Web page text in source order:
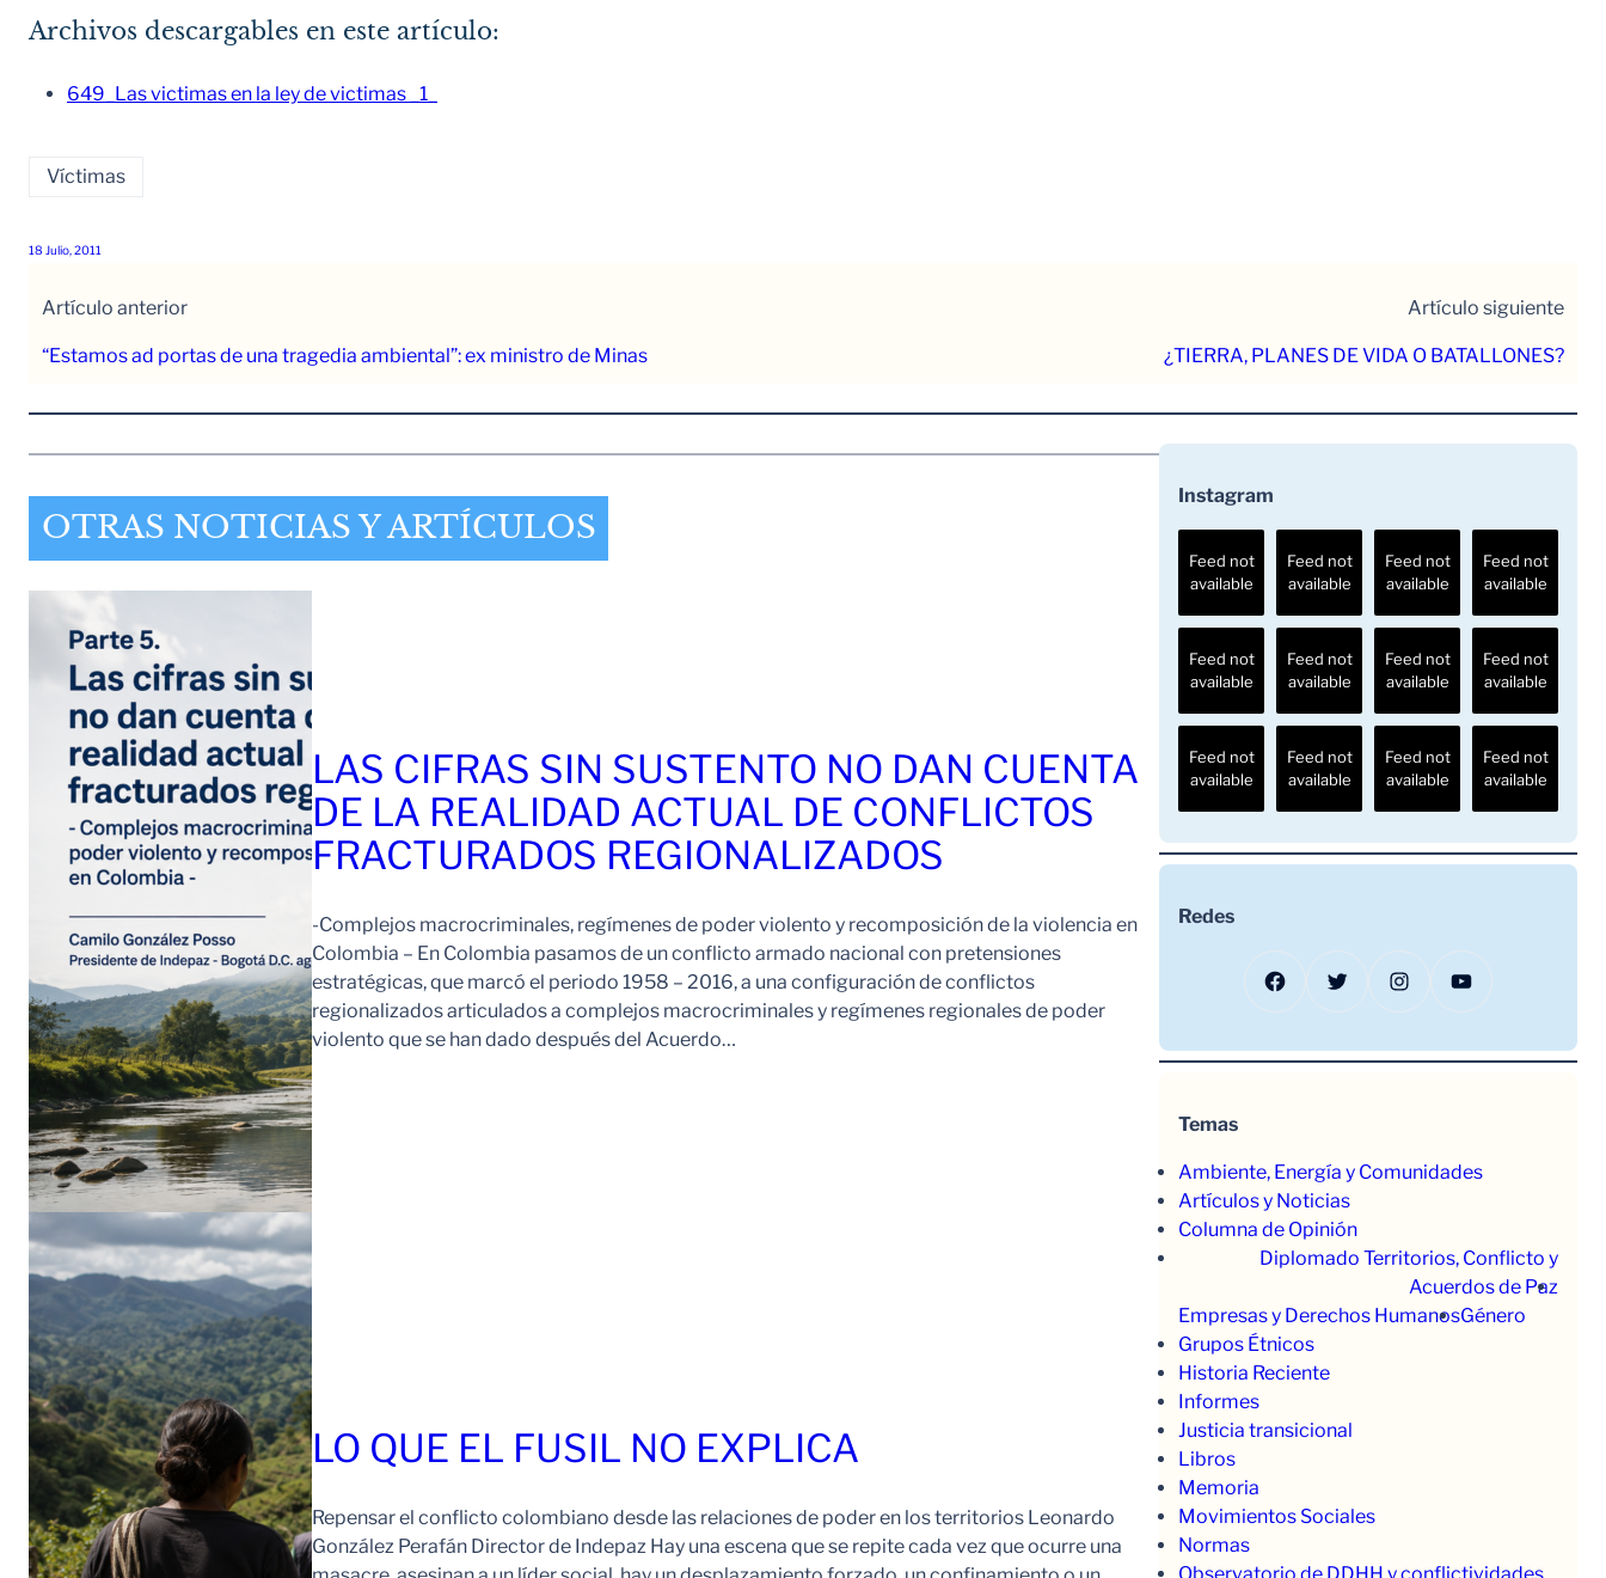
Archivos descargables en este artículo:
649_Las victimas en la ley de victimas _1_
Víctimas
18 Julio, 2011
Artículo anterior
“Estamos ad portas de una tragedia ambiental”: ex ministro de Minas
Artículo siguiente
¿TIERRA, PLANES DE VIDA O BATALLONES?
OTRAS NOTICIAS Y ARTÍCULOS
LAS CIFRAS SIN SUSTENTO NO DAN CUENTA
DE LA REALIDAD ACTUAL DE CONFLICTOS
FRACTURADOS REGIONALIZADOS
-Complejos macrocriminales, regímenes de poder violento y recomposición de la violencia en
Colombia – En Colombia pasamos de un conflicto armado nacional con pretensiones
estratégicas, que marcó el periodo 1958 – 2016, a una configuración de conflictos
regionalizados articulados a complejos macrocriminales y regímenes regionales de poder
violento que se han dado después del Acuerdo…
LO QUE EL FUSIL NO EXPLICA
Repensar el conflicto colombiano desde las relaciones de poder en los territorios Leonardo
González Perafán Director de Indepaz Hay una escena que se repite cada vez que ocurre una
Instagram
Feed not
available
Feed not
available
Feed not
available
Feed not
available
Feed not
available
Feed not
available
Feed not
available
Feed not
available
Feed not
available
Feed not
available
Feed not
available
Feed not
available
Redes
Facebook Twitter Instagram YouTube
Temas
Ambiente, Energía y Comunidades
Artículos y Noticias
Columna de Opinión
Diplomado Territorios, Conflicto y
Acuerdos de Paz
Empresas y Derechos HumanosGénero
Grupos Étnicos
Historia Reciente
Informes
Justicia transicional
Libros
Memoria
Movimientos Sociales
Normas